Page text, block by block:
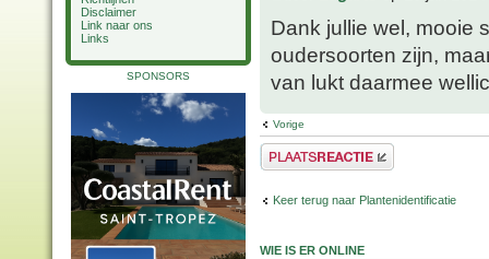
Disclaimer
Link naar ons
Links
SPONSORS
Dank jullie wel, mooie
oudersoorten zijn,
van lukt daarmee
Vorige
Plaats een reactie
Keer terug naar Plantenidentificatie
WIE IS ER ONLINE